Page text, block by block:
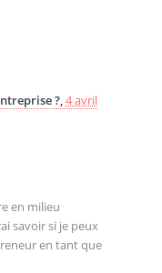
?,4 avril
en milieu
savoir si je peux
en tant que